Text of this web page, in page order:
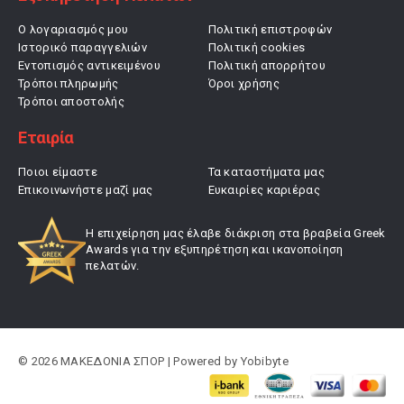
Ο λογαριασμός μου
Ιστορικό παραγγελιών
Εντοπισμός αντικειμένου
Τρόποι πληρωμής
Τρόποι αποστολής
Πολιτική επιστροφών
Πολιτική cookies
Πολιτική απορρήτου
Όροι χρήσης
Εταιρία
Ποιοι είμαστε
Επικοινωνήστε μαζί μας
Τα καταστήματα μας
Ευκαιρίες καριέρας
Η επιχείρηση μας έλαβε διάκριση στα βραβεία Greek
Awards για την εξυπηρέτηση και ικανοποίηση
πελατών.
© 2026 ΜΑΚΕΔΟΝΙΑ ΣΠΟΡ | Powered by Yobibyte